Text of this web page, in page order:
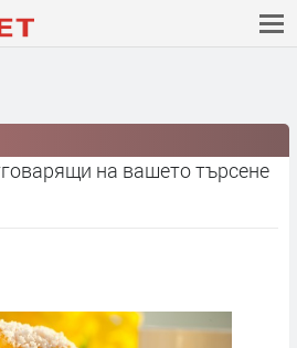
на вашето търсене